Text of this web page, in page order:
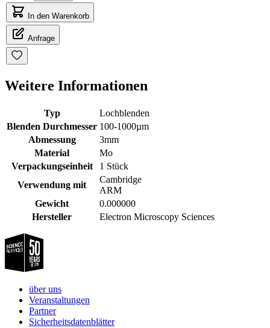
In den Warenkorb
Anfrage
Weitere Informationen
Typ
Lochblenden
Blenden Durchmesser 100-1000µm
Abmessung
3mm
Material
Mo
Verpackungseinheit
1 Stück
Verwendung mit
Cambridge
ARM
Gewicht
0.000000
Hersteller
Electron Microscopy Sciences
über uns
Veranstaltungen
Partner
Sicherheitsdatenblätter